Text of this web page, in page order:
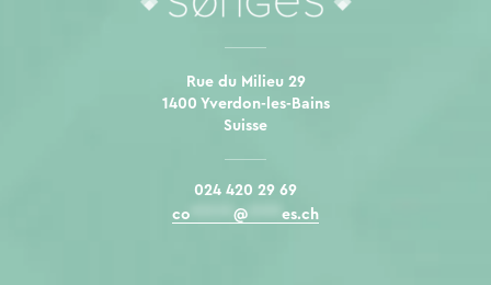
Rue du Milieu 29
1400 Yverdon-les-Bains
Suisse
024 420 29 69
co
@ es.ch